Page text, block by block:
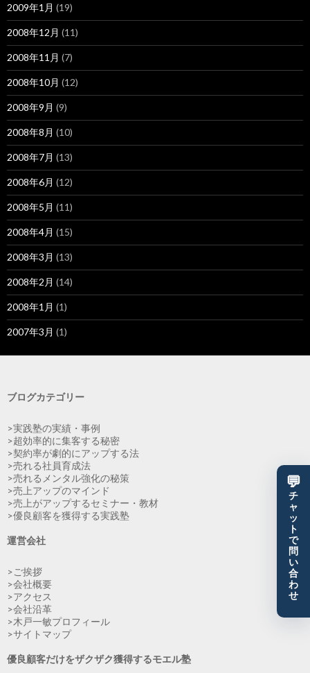
2009年1月 (19)
2008年12月 (11)
2008年11月 (7)
2008年10月 (12)
2008年9月 (9)
2008年8月 (10)
2008年7月 (13)
2008年6月 (12)
2008年5月 (11)
2008年4月 (15)
2008年3月 (13)
2008年2月 (14)
2008年1月 (1)
2007年3月 (1)
ブログカテゴリー
>実践塾の実績・事例
>超効率的に集客する秘密
>契約率が劇的にアップする法
>売れる社員育成法
>売れるメンタル強化の秘策
>売上アップのマインド
>売上がアップするセミナー・教材
>優良顧客を獲得する実践塾
運営会社
>ご挨拶
>会社概要
>アクセス
>会社沿革
>木戸一敏プロフィール
>サイトマップ
優良顧客だけをザクザク獲得するモエル塾
💬
チ
ャ
ッ
ト
で
問
い
合
わ
せ